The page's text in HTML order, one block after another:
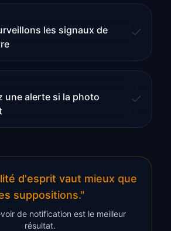
les signaux de
une alerte si la photo
d'esprit vaut mieux que
suppositions."
de notification est le meilleur
résultat.